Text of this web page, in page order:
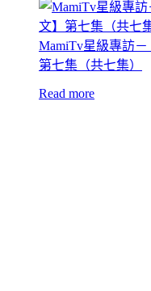
MamiTv星級專訪－
第七集（共七集）
Read more